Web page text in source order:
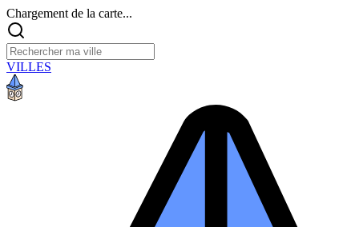
Chargement de la carte...
VILLES